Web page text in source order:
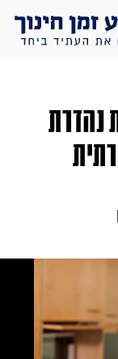
נהדרת